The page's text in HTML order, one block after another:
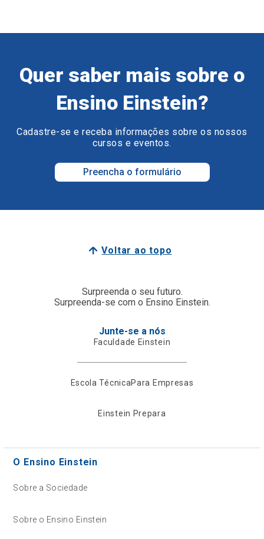
Quer saber mais sobre o
Ensino Einstein?
Cadastre-se e receba informações sobre os nossos
cursos e eventos.
Preencha o formulário
Voltar ao topo
Surpreenda o seu futuro.
Surpreenda-se com o Ensino Einstein.
Junte-se a nós
Faculdade Einstein
Escola TécnicaPara Empresas
Einstein Prepara
O Ensino Einstein
Sobre a Sociedade
Sobre o Ensino Einstein